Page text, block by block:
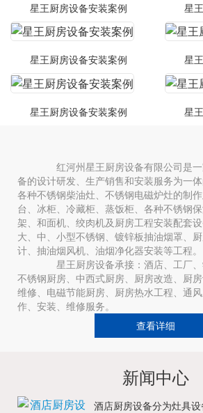
星王厨房设备安装案例 星
星王厨房设备安装案例 星
星王厨房设备安装案例 星
红河州星王厨房设备有限公司是一
备的设计研发、生产销售和安装服务为一
各种不锈钢柴油灶、不锈钢电磁炉灶的制
台、冰柜、冷藏柜、蒸饭柜、各种不锈钢
架、和面机、绞肉机及厨房工程安装配套
大、中、小型不锈钢、镀锌板抽油烟罩、
计、抽油烟风机、油烟净化器安装等工程。
星王厨房设备承接：酒店、工厂、
不锈钢厨房、中西式厨房、厨房改造、厨
维修、电磁节能厨房、厨房热水工程、通
作、安装、维修服务。
查看详细
新闻中心
酒店厨房设备分为灶具